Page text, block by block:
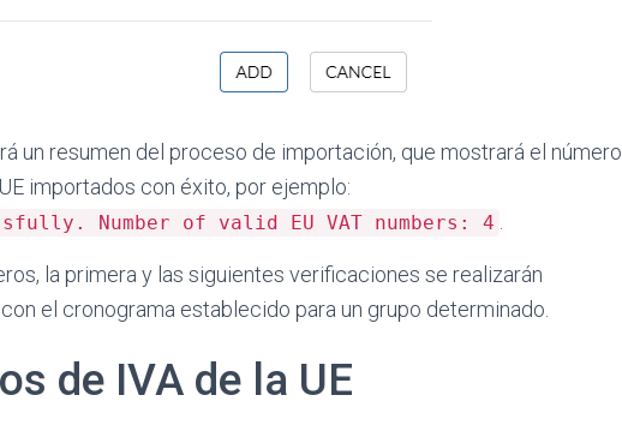
un resumen del proceso de importación, que mostrará el número
importados con éxito, por ejemplo:
Number of valid EU VAT numbers: 4 .
la primera y las siguientes verificaciones se realizarán
el cronograma establecido para un grupo determinado.
de IVA de la UE